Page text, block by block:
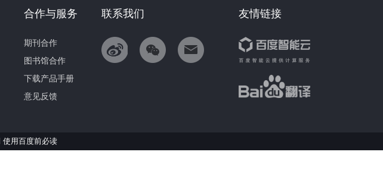
友情链接
联系我们
合作与服务
期刊合作
图书馆合作
下载产品手册
意见反馈
使用百度前必读